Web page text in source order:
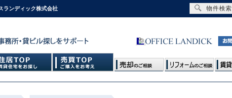
ランディック株式会社 物件検索